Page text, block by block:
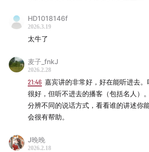
HD1018146f
2026.3.19
太牛了
麦子_fnkJ
2026.2.28
21:46 嘉宾讲的非常好，好在能听进去
很好，但听不进去的播客（包括名人）
分辨不同的说话方式，看看谁的讲述你
会很有帮助。
J晚晚
2026.2.18